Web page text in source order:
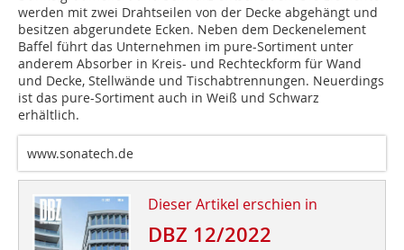
werden mit zwei Drahtseilen von der ­Decke abgehängt und
besitzen abgerundete Ecken. Neben dem Deckenelement
Baffel führt das Unternehmen im pure-Sortiment unter
anderem Absorber in Kreis- und Rechteckform für Wand
und Decke, Stellwände und Tischabtrennungen. Neuerdings
ist das pure-Sortiment auch in Weiß und Schwarz
erhältlich.
www.sonatech.de
Dieser Artikel erschien in
DBZ 12/2022